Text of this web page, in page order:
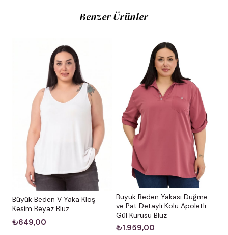
Benzer Ürünler
Büyük Beden V Yaka Kloş
Kesim Beyaz Bluz
₺649,00
Büyük Beden Yakası Düğme
ve Pat Detaylı Kolu Apoletli
Gül Kurusu Bluz
₺1.959,00